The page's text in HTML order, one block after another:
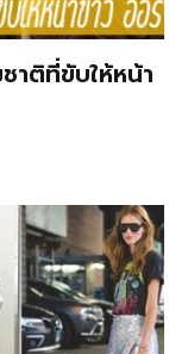
าติที่ขับให้หน้า